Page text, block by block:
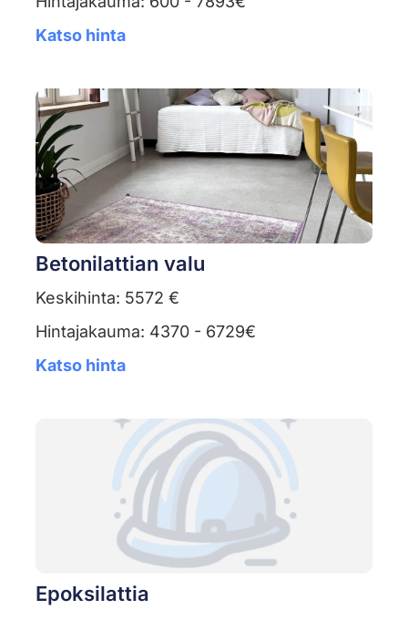
Katso hinta
Betonilattian valu
Keskihinta: 5572 €
Hintajakauma: 4370 - 6729€
Katso hinta
Epoksilattia